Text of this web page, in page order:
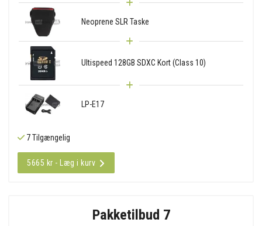
Neoprene SLR Taske
Ultispeed 128GB SDXC Kort (Class 10)
LP-E17
7 Tilgængelig
5665 kr - Læg i kurv
Pakketilbud 7